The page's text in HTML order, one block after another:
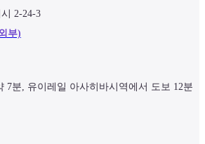
2-24-3
부)
7분, 유이레일 아사히바시역에서 도보 12분